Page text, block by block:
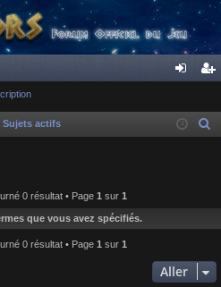
ne cri
Sujets actifs
h
e
0 résultat • Page 1 sur 1
que vous avez spécifiés.
0 résultat • Page 1 sur 1
Aller